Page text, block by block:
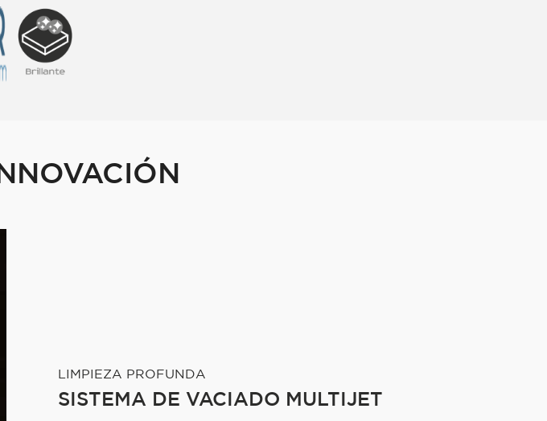
LIMPIEZA PROFUNDA
SISTEMA DE VACIADO MULTIJET